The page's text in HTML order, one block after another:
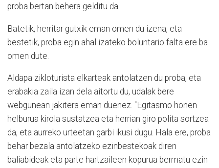
proba bertan behera gelditu da.
Batetik, herritar gutxik eman omen du izena, eta
bestetik, proba egin ahal izateko boluntario falta ere ba
omen dute.
Aldapa zikloturista elkarteak antolatzen du proba, eta
erabakia zaila izan dela aitortu du, udalak bere
webgunean jakitera eman duenez. "Egitasmo honen
helburua kirola sustatzea eta herrian giro polita sortzea
da, eta aurreko urteetan garbi ikusi dugu. Hala ere, proba
behar bezala antolatzeko ezinbestekoak diren
baliabideak eta parte hartzaileen kopurua bermatu ezin